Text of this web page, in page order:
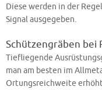
Diese werden in der
Signal ausgegeben.
Schützengräben bei
Tiefliegende
man am besten im
Ortungsreichweite